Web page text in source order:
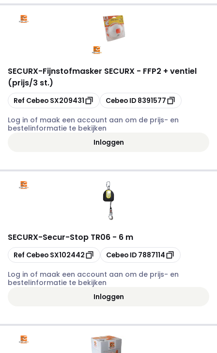
SECURX-Fijnstofmasker SECURX - FFP2 + ventiel
(prijs/3 st.)
Kopiëren
Ref Cebeo SX209431 Kopiëren
Cebeo ID 8391577
Log in of maak een account aan om de prijs- en
bestelinformatie te bekijken
Inloggen
SECURX-Secur-Stop TR06 - 6 m
Kopiëren
Ref Cebeo SX102442 Kopiëren
Cebeo ID 7887114
Log in of maak een account aan om de prijs- en
bestelinformatie te bekijken
Inloggen